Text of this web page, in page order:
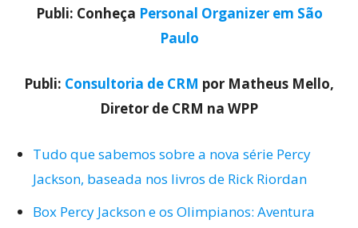
Publi: Conheça Personal Organizer em São
Paulo
Publi: Consultoria de CRM por Matheus Mello,
Diretor de CRM na WPP
Tudo que sabemos sobre a nova série Percy
Jackson, baseada nos livros de Rick Riordan
Box Percy Jackson e os Olimpianos: Aventura